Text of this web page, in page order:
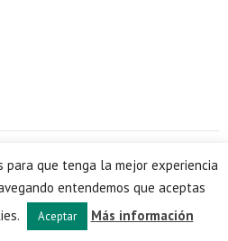
Alumni Network
que tenga la mejor experiencia
entendemos que aceptas
Aceptar Más información